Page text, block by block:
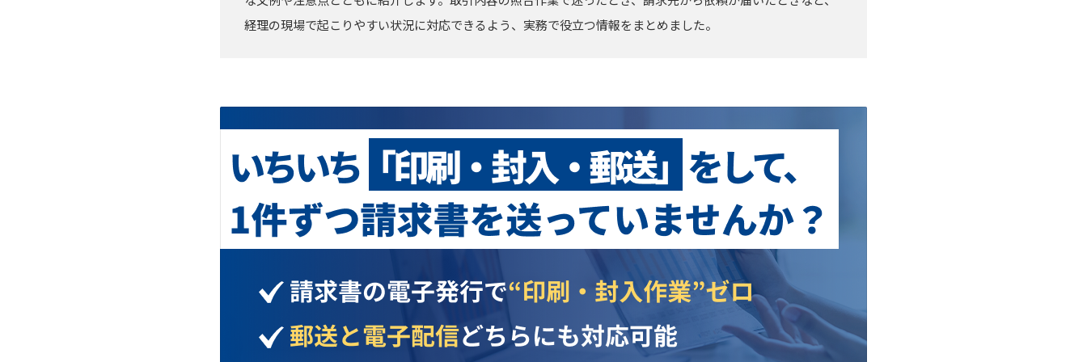
経理の現場で起こりやすい状況に対応できるよう、実務で役立つ情報をまとめました。